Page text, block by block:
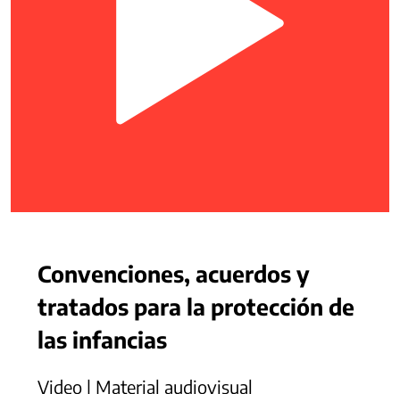
Convenciones, acuerdos y
tratados para la protección de
las infancias
Video | Material audiovisual